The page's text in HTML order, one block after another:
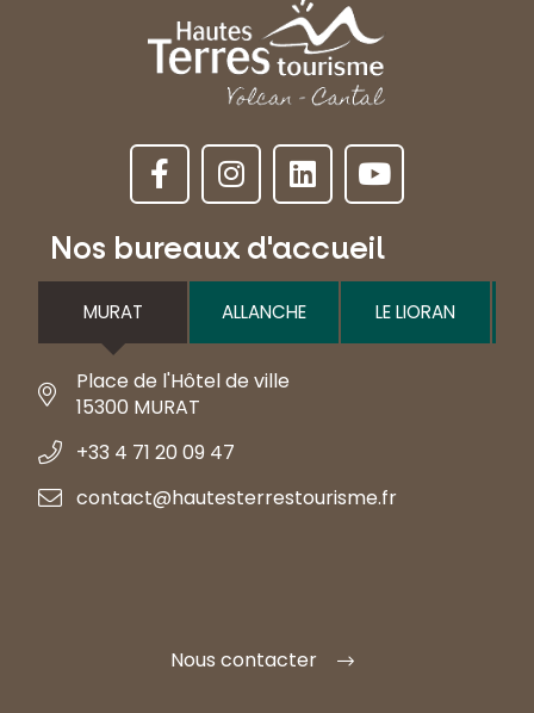
Nos bureaux d'accueil
MURAT ALLANCHE LE LIORAN
Place de l'Hôtel de ville
15300 MURAT
+33 4 71 20 09 47
contact@hautesterrestourisme.fr
Nous contacter